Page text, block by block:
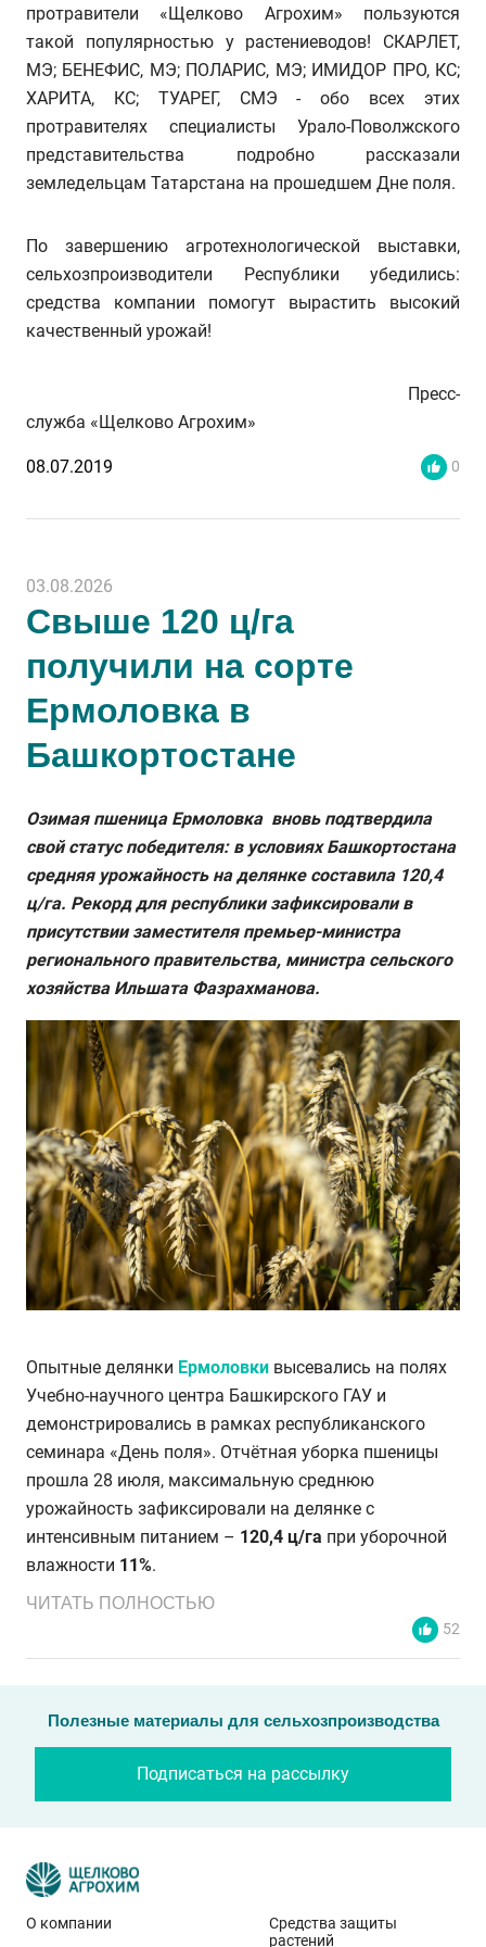
протравители «Щелково Агрохим» пользуются
такой популярностью у растениеводов! СКАРЛЕТ,
МЭ; БЕНЕФИС, МЭ; ПОЛАРИС, МЭ; ИМИДОР ПРО, КС;
ХАРИТА, КС; ТУАРЕГ, СМЭ - обо всех этих
протравителях специалисты Урало-Поволжского
представительства подробно рассказали
земледельцам Татарстана на прошедшем Дне поля.
По завершению агротехнологической выставки,
сельхозпроизводители Республики убедились:
средства компании помогут вырастить высокий
качественный урожай!
Пресс-
служба «Щелково Агрохим»
08.07.2019 0
03.08.2026
Свыше 120 ц/га
получили на сорте
Ермоловка в
Башкортостане
Озимая пшеница Ермоловка вновь подтвердила
свой статус победителя: в условиях Башкортостана
средняя урожайность на делянке составила 120,4
ц/га. Рекорд для республики зафиксировали в
присутствии заместителя премьер-министра
регионального правительства, министра сельского
хозяйства Ильшата Фазрахманова.
Опытные делянки Ермоловки высевались на полях
Учебно-научного центра Башкирского ГАУ и
демонстрировались в рамках республиканского
семинара «День поля». Отчётная уборка пшеницы
прошла 28 июля, максимальную среднюю
урожайность зафиксировали на делянке с
интенсивным питанием – 120,4 ц/га при уборочной
влажности 11%.
ЧИТАТЬ ПОЛНОСТЬЮ
52
Полезные материалы для сельхозпроизводства
Подписаться на рассылку
О компании
Средства защиты
растений